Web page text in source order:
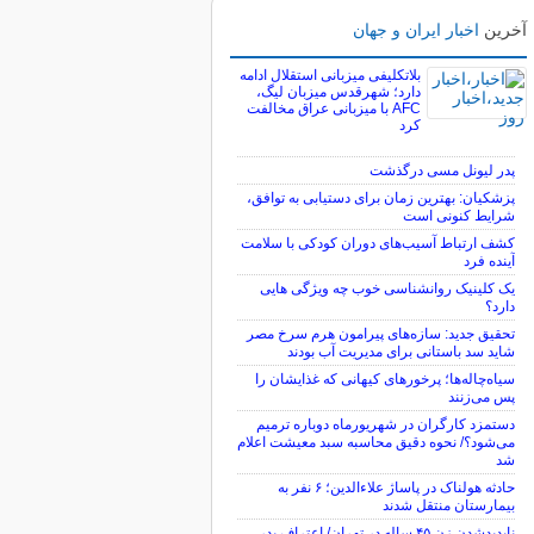
آخرین اخبار ایران و جهان
بلاتکلیفی میزبانی استقلال ادامه
دارد؛ شهرقدس میزبان لیگ،
AFC با میزبانی عراق مخالفت
کرد
پدر لیونل مسی درگذشت
پزشکیان: بهترین زمان برای دستیابی به توافق،
شرایط کنونی است
کشف ارتباط آسیب‌های دوران کودکی با سلامت
آینده فرد
یک کلینیک روانشناسی خوب چه ویژگی هایی
دارد؟
تحقیق جدید: سازه‌های پیرامون هرم سرخ مصر
شاید سد باستانی برای مدیریت آب بودند
سیاه‌چاله‌ها؛ پرخورهای کیهانی که غذایشان را
پس می‌زنند
دستمزد کارگران در شهریورماه دوباره ترمیم
می‌شود؟/ نحوه دقیق محاسبه سبد معیشت اعلام
شد
حادثه هولناک در پاساژ علاءالدین؛ ۶ نفر به
بیمارستان منتقل شدند